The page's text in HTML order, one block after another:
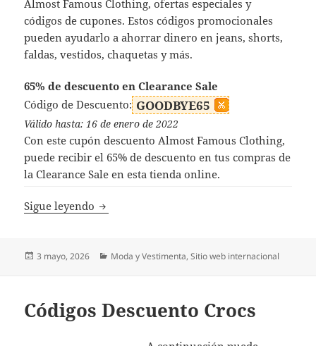
Almost Famous Clothing, ofertas especiales y
códigos de cupones. Estos códigos promocionales
pueden ayudarlo a ahorrar dinero en jeans, shorts,
faldas, vestidos, chaquetas y más.
65% de descuento en Clearance Sale
Código de Descuento: GOODBYE65
Válido hasta: 16 de enero de 2022
Con este cupón descuento Almost Famous Clothing,
puede recibir el 65% de descuento en tus compras de
la Clearance Sale en esta tienda online.
Sigue leyendo Códigos Descuento Almost Famous
Publicado
3 mayo, 2026 Categorías
Moda y Vestimenta,Sitio web internacional
Códigos Descuento Crocs